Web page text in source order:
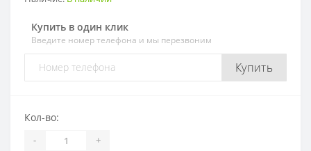
Купить в один клик
Введите номер телефона и мы перезвоним
Купить
Кол-во:
- +